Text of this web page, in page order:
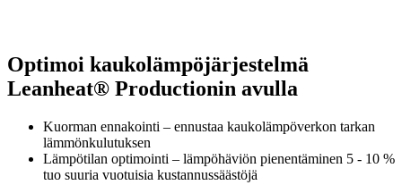
Optimoi kaukolämpöjärjestelmä
Leanheat® Productionin avulla
Kuorman ennakointi – ennustaa kaukolämpöverkon tarkan
lämmönkulutuksen
Lämpötilan optimointi – lämpöhäviön pienentäminen 5 - 10 %
tuo suuria vuotuisia kustannussäästöjä